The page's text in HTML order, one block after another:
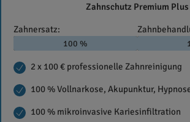
DA
Zahnschutz Premium Plus
Zahnersatz:
100 %
2 x 100 € professionelle Zahnreinigung
100 % Vollnarkose, Akupunktur,
100 % mikroinvasive Kariesinfiltration